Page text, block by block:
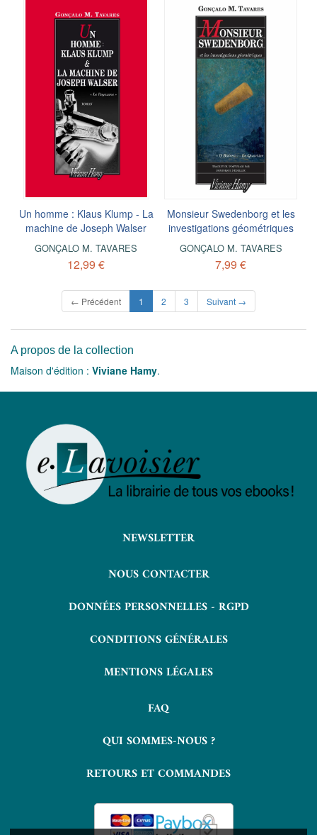
Un homme : Klaus Klump - La
machine de Joseph Walser
GONÇALO M. TAVARES
12,99 €
Monsieur Swedenborg et les
investigations géométriques
GONÇALO M. TAVARES
7,99 €
← Précédent 1 (current)
2 3 Suivant →
A propos de la collection
Maison d'édition : Viviane Hamy.
NEWSLETTER
NOUS CONTACTER
DONNÉES PERSONNELLES - RGPD
CONDITIONS GÉNÉRALES
MENTIONS LÉGALES
FAQ
QUI SOMMES-NOUS ?
RETOURS ET COMMANDES